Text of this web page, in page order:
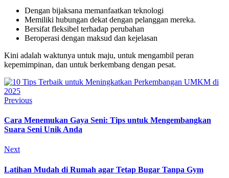
Dengan bijaksana memanfaatkan teknologi
Memiliki hubungan dekat dengan pelanggan mereka.
Bersifat fleksibel terhadap perubahan
Beroperasi dengan maksud dan kejelasan
Kini adalah waktunya untuk maju, untuk mengambil peran
kepemimpinan, dan untuk berkembang dengan pesat.
Previous
Cara Menemukan Gaya Seni: Tips untuk Mengembangkan
Suara Seni Unik Anda
Next
Latihan Mudah di Rumah agar Tetap Bugar Tanpa Gym